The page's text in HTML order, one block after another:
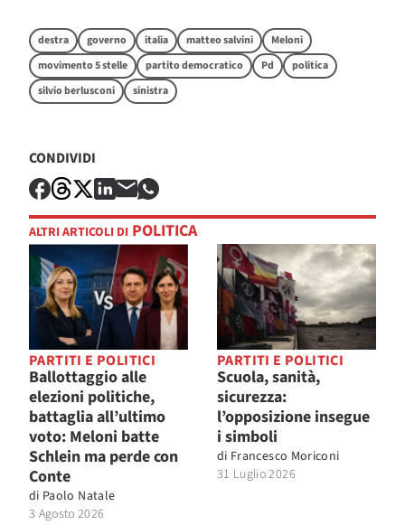
destra governo italia matteo salvini
Meloni
movimento 5 stelle
partito democratico Pd
politica
silvio berlusconi
sinistra
CONDIVIDI
ALTRI ARTICOLI DI POLITICA
PARTITI E POLITICI
Ballottaggio alle
elezioni politiche,
battaglia all’ultimo
voto: Meloni batte
Schlein ma perde con
Conte
di Paolo Natale
3 Agosto 2026
PARTITI E POLITICI
Scuola, sanità,
sicurezza:
l’opposizione insegue
i simboli
di Francesco Moriconi
31 Luglio 2026